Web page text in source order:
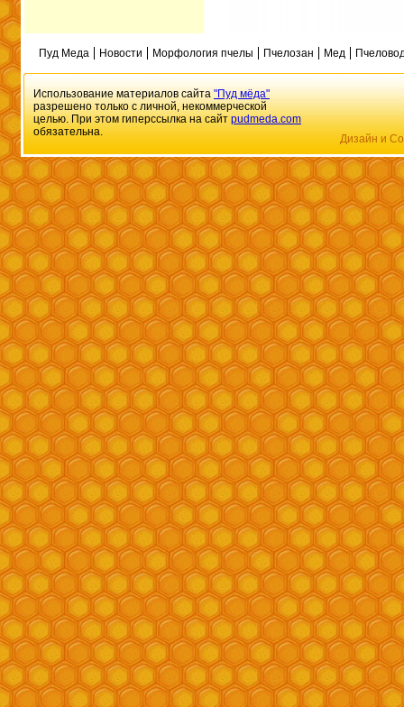
Пуд Меда Новости Морфология пчелы Пчелозан Мед
Использование материалов сайта"Пуд мёда"
разрешено только с личной, некоммерческой
целью. При этом гиперссылка на сайтpudmeda.com
обязательна.
Дизайн и